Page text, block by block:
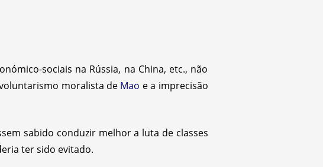
sociais na Rússia, na China, etc., não
moralista de Mao e a imprecisão
sabido conduzir melhor a luta de classes
ter sido evitado.